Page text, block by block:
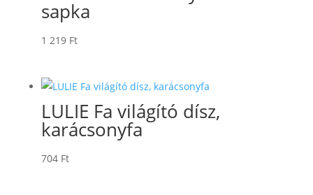
sapka
1 219 Ft
LULIE Fa világító dísz,
karácsonyfa
704 Ft